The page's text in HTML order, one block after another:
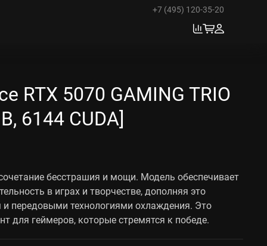
+7 (495) 120-35-20
RTX 5070 GAMING TRIO
6144 CUDA]
бесстрашия и мощи. Модель обеспечивает
в играх и творчестве, дополняя это
передовыми технологиями охлаждения. Это
для геймеров, которые стремятся к победе.